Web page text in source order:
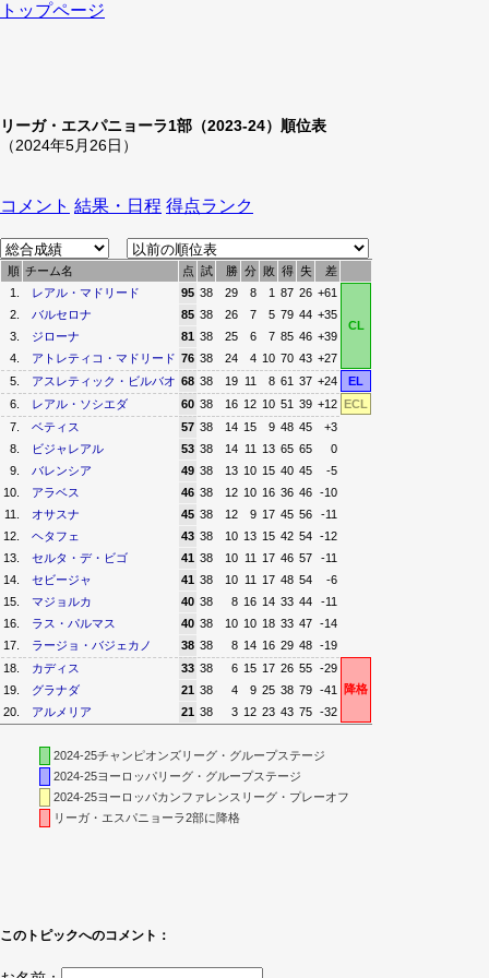
トップページ
リーガ・エスパニョーラ1部（2023-24）順位表
（2024年5月26日）
コメント 結果・日程 得点ランク
順 チーム名 点 試 勝 分 敗 得 失
差
1.
レアル・マドリード 95 38 29 8 1 87 26 +61
CL
2. バルセロナ 85 38 26 7 5 79 44 +35
3.
ジローナ 81 38 25 6 7 85 46 +39
4.
アトレティコ・マドリード 76 38 24 4 10 70 43 +27
5.
アスレティック・ビルバオ 68 38 19 11 8 61 37 +24
EL
6.
レアル・ソシエダ 60 38 16 12 10 51 39 +12 ECL
7.
ベティス 57 38 14 15 9 48 45
+3
8.
ビジャレアル 53 38 14 11 13 65 65
0
9.
バレンシア 49 38 13 10 15 40 45
-5
10.
アラベス 46 38 12 10 16 36 46 -10
11.
オサスナ 45 38 12 9 17 45 56
-11
12.
ヘタフェ 43 38 10 13 15 42 54 -12
13.
セルタ・デ・ビゴ 41 38 10 11 17 46 57
-11
14.
セビージャ 41 38 10 11 17 48 54
-6
15.
マジョルカ 40 38 8 16 14 33 44
-11
16.
ラス・パルマス 40 38 10 10 18 33 47 -14
17.
ラージョ・バジェカノ 38 38 8 14 16 29 48 -19
18.
カディス 33 38 6 15 17 26 55 -29
降格
19. グラナダ 21 38 4 9 25 38 79 -41
20.
アルメリア 21 38 3 12 23 43 75 -32
2024-25チャンピオンズリーグ・グループステージ
2024-25ヨーロッパリーグ・グループステージ
2024-25ヨーロッパカンファレンスリーグ・プレーオフ
リーガ・エスパニョーラ2部に降格
このトピックへのコメント：